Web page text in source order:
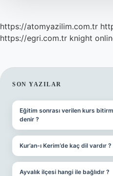
https://atomyazilim.com.tr
https://egri.com.tr knight
SIDEBAR
SON YAZILAR
Eğitim sonrası verilen kurs
denir ?
Kur’an-ı Kerim’de kaç dil vardır ?
Ayvalık ilçesi hangi ile bağlıdır ?